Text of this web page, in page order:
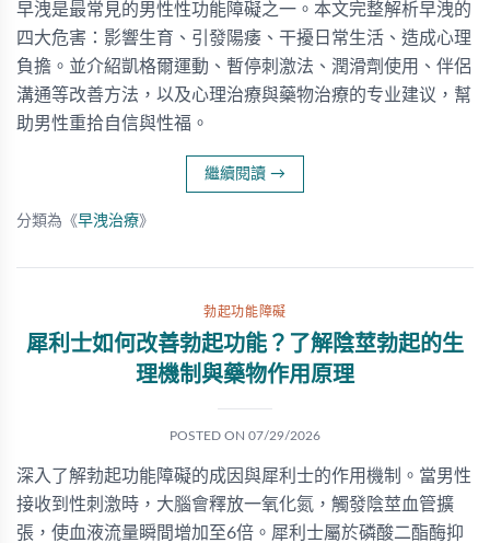
早洩是最常見的男性性功能障礙之一。本文完整解析早洩的
四大危害：影響生育、引發陽痿、干擾日常生活、造成心理
負擔。並介紹凱格爾運動、暫停刺激法、潤滑劑使用、伴侶
溝通等改善方法，以及心理治療與藥物治療的专业建议，幫
助男性重拾自信與性福。
繼續閱讀 →
分類為《早洩治療》
勃起功能障礙
犀利士如何改善勃起功能？了解陰莖勃起的生
理機制與藥物作用原理
POSTED ON 07/29/2026
深入了解勃起功能障礙的成因與犀利士的作用機制。當男性
接收到性刺激時，大腦會釋放一氧化氮，觸發陰莖血管擴
張，使血液流量瞬間增加至6倍。犀利士屬於磷酸二酯酶抑